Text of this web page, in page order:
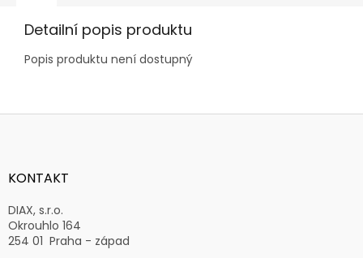
Detailní popis produktu
Popis produktu není dostupný
Z
aKONTAKT
DIAX, s.r.o.
Okrouhlo 164
254 01 Praha - západ